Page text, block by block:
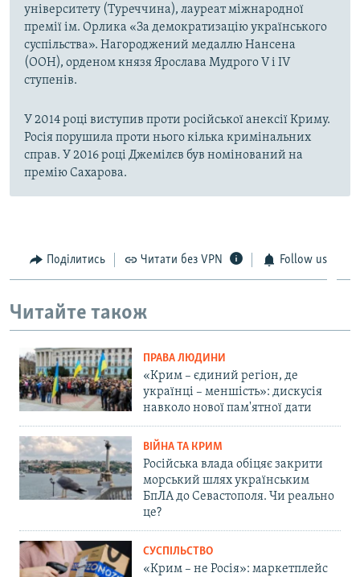
університету (Туреччина), лауреат міжнародної
премії ім. Орлика «За демократизацію українського
суспільства». Нагороджений медаллю Нансена
(ООН), орденом князя Ярослава Мудрого V і IV
ступенів.
У 2014 році виступив проти російської анексії Криму.
Росія порушила проти нього кілька кримінальних
справ. У 2016 році Джемілєв був номінований на
премію Сахарова.
Поділитись Читати без VPN Follow us
Читайте також
ПРАВА ЛЮДИНИ
«Крим – єдиний регіон, де
українці – меншість»: дискусія
навколо нової пам'ятної дати
ВІЙНА ТА КРИМ
Російська влада обіцяє закрити
морський шлях українським
БпЛА до Севастополя. Чи реально
це?
СУСПІЛЬСТВО
«Крим – не Росія»: маркетплейс